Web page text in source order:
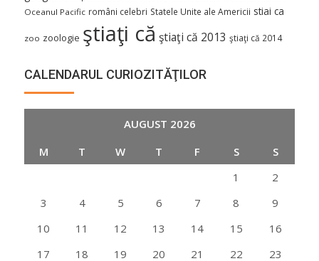
Oceanul Pacific români celebri Statele Unite ale Americii stiai ca
zoo zoologie ştiaţi că ştiaţi că 2013 ştiaţi că 2014
CALENDARUL CURIOZITĂŢILOR
AUGUST 2026
M
T W T F S
S
1
2
3
4 5 6 7 8
9
10
11 12 13 14 15
16
17
18 19 20 21 22 23